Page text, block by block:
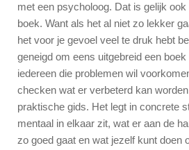
met een psycholoog. Dat is gelijk
boek. Want als het al niet zo lekker
het voor je gevoel veel te druk hebt
geneigd om eens uitgebreid een
iedereen die problemen wil
checken wat er verbeterd kan
praktische gids. Het legt in concrete
mentaal in elkaar zit, wat er aan de
zo goed gaat en wat jezelf kunt doen